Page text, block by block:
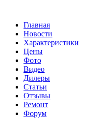
Главная
Новости
Характеристики
Цены
Фото
Видео
Дилеры
Статьи
Отзывы
Ремонт
Форум